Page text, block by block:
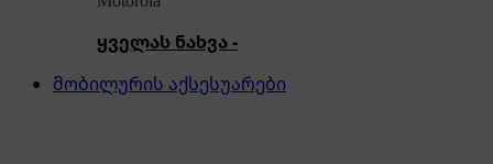
ყველას ნახვა -
მობილურის აქსესუარები